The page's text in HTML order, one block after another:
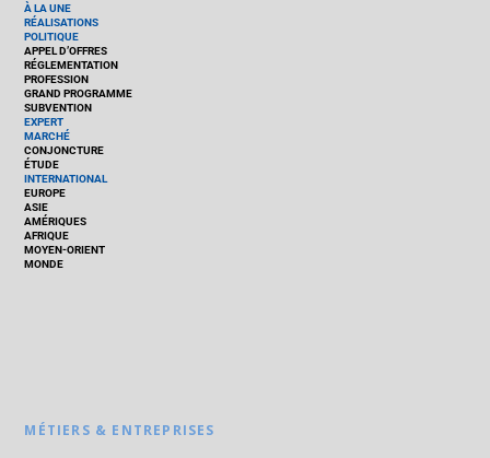
À LA UNE
RÉALISATIONS
POLITIQUE
APPEL D’OFFRES
RÉGLEMENTATION
PROFESSION
GRAND PROGRAMME
SUBVENTION
EXPERT
MARCHÉ
CONJONCTURE
ÉTUDE
INTERNATIONAL
EUROPE
ASIE
AMÉRIQUES
AFRIQUE
MOYEN-ORIENT
MONDE
MÉTIERS & ENTREPRISES